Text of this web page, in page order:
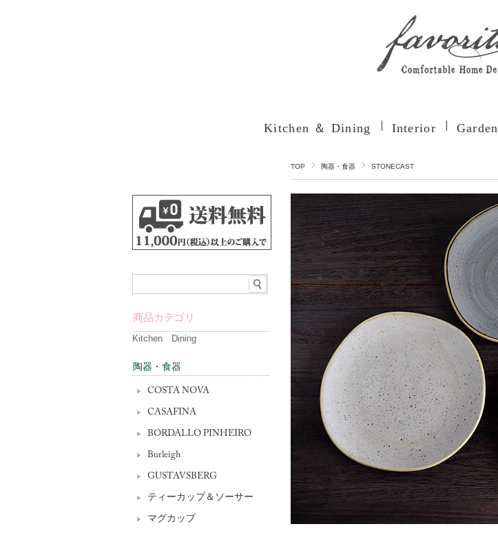
Kitchen ＆ Dining Interior Garden
TOP 陶器・食器 STONECAST
商品カテゴリ
Kitchen Dining
陶器・食器
COSTA NOVA
CASAFINA
BORDALLO PINHEIRO
Burleigh
GUSTAVSBERG
ティーカップ＆ソーサー
マグカップ